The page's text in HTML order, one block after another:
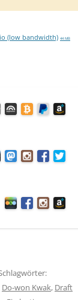
(low bandwidth) 44 MB
Do-won Kwak, Draft